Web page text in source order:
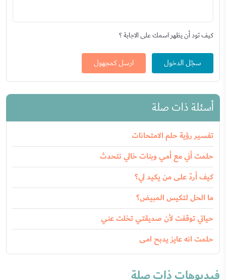
كيف تود أن يظهر اسمك على الاجابة ؟
سجّل الدخول ارسل كمجهول
أسئلة ذات صلة
تفسير رؤية حلم الامتحانات
حلمت أني مع أمي وبنات خالي نتحدث
كيف أردّ على من يكيد لي؟
ما الحل لتكيس المبيض؟
حياتي توقفت لأن صديقتي تخلت عني
حلمت انه عايز يدبح امى
فيديوهات ذات صلة